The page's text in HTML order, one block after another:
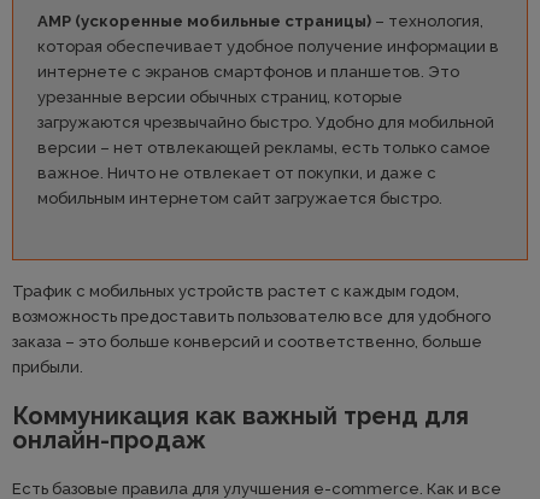
AMP (ускоренные мобильные страницы) – технология,
которая обеспечивает удобное получение информации в
интернете с экранов смартфонов и планшетов. Это
урезанные версии обычных страниц, которые
загружаются чрезвычайно быстро. Удобно для мобильной
версии – нет отвлекающей рекламы, есть только самое
важное. Ничто не отвлекает от покупки, и даже с
мобильным интернетом сайт загружается быстро.
Трафик с мобильных устройств растет с каждым годом,
возможность предоставить пользователю все для удобного
заказа – это больше конверсий и соответственно, больше
прибыли.
Коммуникация как важный тренд для
онлайн-продаж
Есть базовые правила для улучшения e-commerce. Как и все